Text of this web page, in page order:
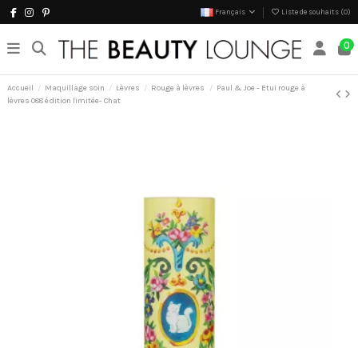
Français Liste de souhaits (0)
0
Accueil Maquillage soin Lèvres Rouge à lèvres
Paul & Joe - Etui rouge à
lèvres 088 édition limitée- Chat